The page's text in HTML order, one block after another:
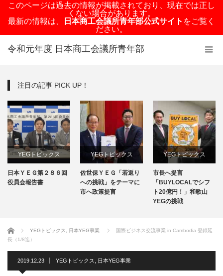
このページは過去の情報が掲載されており、現在では正し
くない場合があります。
最新の情報は、
日本商工会議所青年部公式サイト をご覧く
ださい。
令和元年度 日本商工会議所青年部
注目の記事 PICK UP！
YEGトピックス
日本YEG事業
日本ＹＥＧ第２８６回
役員会報告書
YEGトピックス
メディア掲載情報
佐世保ＹＥＧ「若返り
への挑戦」をテーマに
市へ政策提言
YEGトピックス
メディア掲載情報
地域のYEG情報
市長へ提言
「BUYLOCALでシフ
ト20億円！」和歌山
YEGの挑戦
ホーム YEGトピックス, 日本YEG事業
国際ビジネス交流事業 in Cambodia 登録延
長（1/8迄）
2019.12.23 YEGトピックス 日本YEG事業